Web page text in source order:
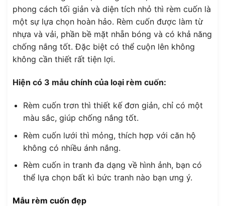
phong cách tối giản và diện tích nhỏ thì rèm cuốn là
một sự lựa chọn hoàn hảo. Rèm cuốn được làm từ
nhựa và vải, phần bề mặt nhẵn bóng và có khả năng
chống nắng tốt. Đặc biệt có thể cuộn lên không
không cần thiết rất tiện lợi.
Hiện có 3 mẫu chính của loại rèm cuốn:
Rèm cuốn trơn thì thiết kế đơn giản, chỉ có một
màu sắc, giúp chống nắng tốt.
Rèm cuốn lưới thì mỏng, thích hợp với căn hộ
không có nhiều ánh nắng.
Rèm cuốn in tranh đa dạng về hình ảnh, bạn có
thể lựa chọn bất kì bức tranh nào bạn ưng ý.
Mẫu rèm cuốn đẹp